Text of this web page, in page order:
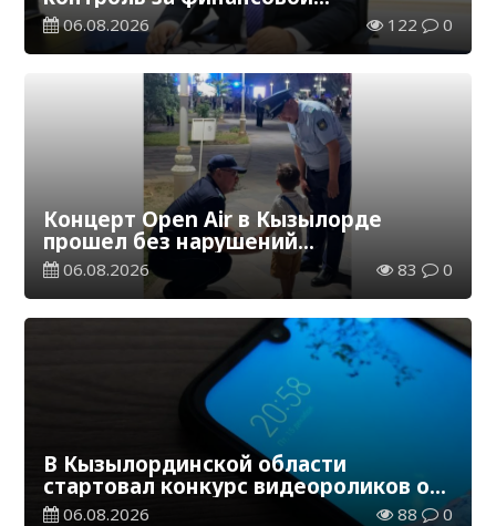
дисциплиной
06.08.2026 122 0
Концерт Open Air в Кызылорде
прошел без нарушений
общественного порядка
06.08.2026 83 0
В Кызылординской области
стартовал конкурс видеороликов о
семейных ценностях и Конституции
06.08.2026 88 0